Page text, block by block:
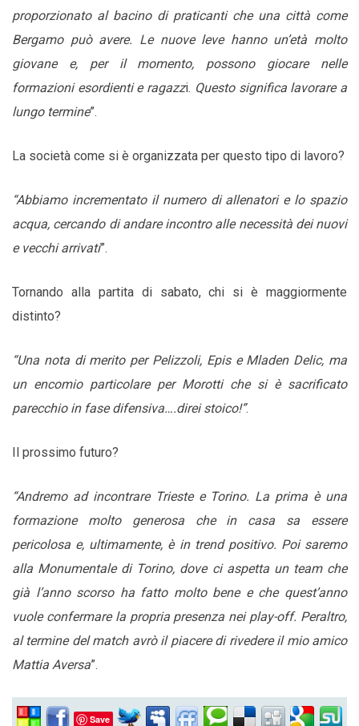
proporzionato al bacino di praticanti che una città come
Bergamo può avere. Le nuove leve hanno un’età molto
giovane e, per il momento, possono giocare nelle
formazioni esordienti e ragazzi. Questo significa lavorare a
lungo termine”.
La società come si è organizzata per questo tipo di lavoro?
“Abbiamo incrementato il numero di allenatori e lo spazio
acqua, cercando di andare incontro alle necessità dei nuovi
e vecchi arrivati”.
Tornando alla partita di sabato, chi si è maggiormente
distinto?
“Una nota di merito per Pelizzoli, Epis e Mladen Delic, ma
un encomio particolare per Morotti che si è sacrificato
parecchio in fase difensiva….direi stoico!”.
Il prossimo futuro?
“Andremo ad incontrare Trieste e Torino. La prima è una
formazione molto generosa che in casa sa essere
pericolosa e, ultimamente, è in trend positivo. Poi saremo
alla Monumentale di Torino, dove ci aspetta un team che
già l’anno scorso ha fatto molto bene e che quest’anno
vuole confermare la propria presenza nei play-off. Peraltro,
al termine del match avrò il piacere di rivedere il mio amico
Mattia Aversa”.
Save